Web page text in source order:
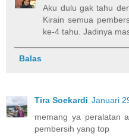
Aku dulu gak tahu
Kirain semua
ke-4 tahu. Jadinya
Balas
Tira Soekardi Januari
memang ya peralatan
pembersih yang top